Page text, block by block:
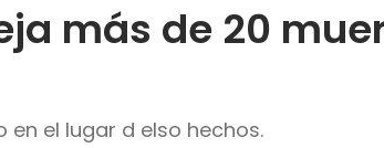
más de 20
el lugar d elso hechos.